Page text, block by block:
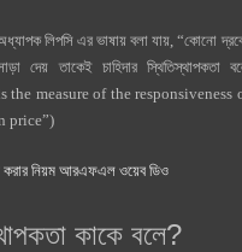
লিপসি এর ভাষায় বলা যায়, “কোনো
দেয় তাকেই চাহিদার
the measure of the responsiveness
price”)
নিয়ম আরএফএল ওয়েব ডিও
কাকে বলে?